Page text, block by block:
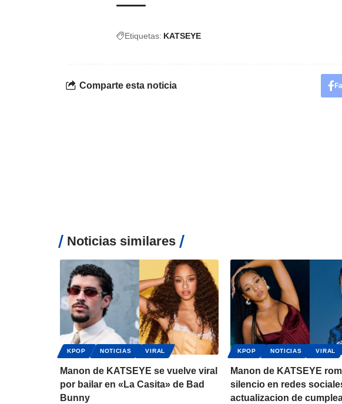
Etiquetas: KATSEYE
Comparte esta noticia
Noticias similares
KPOP NOTICIAS VIRAL
Manon de KATSEYE se vuelve viral
por bailar en «La Casita» de Bad
Bunny
KPOP NOTICIAS VIRAL
Manon de KATSEYE
silencio en redes
actualizacion de